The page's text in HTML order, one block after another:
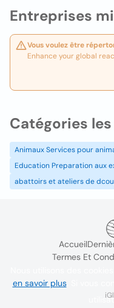
Entreprises
Vous voulez être
Enhance your global
Catégories
Animaux Services pour
Education Preparation aux
abattoirs et ateliers de
Accueil
Termes Et
en savoir plus. Si vous